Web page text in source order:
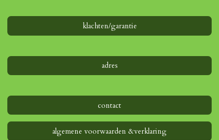
r
n
klachten/garantie
adres
contact
algemene voorwaarden &verklaring